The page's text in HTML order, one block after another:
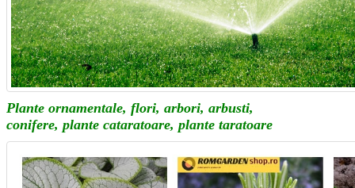
Plante ornamentale, flori, arbori, arbusti,
conifere, plante cataratoare, plante taratoare